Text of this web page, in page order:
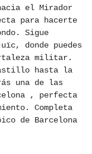
el Mirador
para hacerte
Sigue
donde puedes
militar.
hasta la
una de las
, perfecta
Completa
de Barcelona